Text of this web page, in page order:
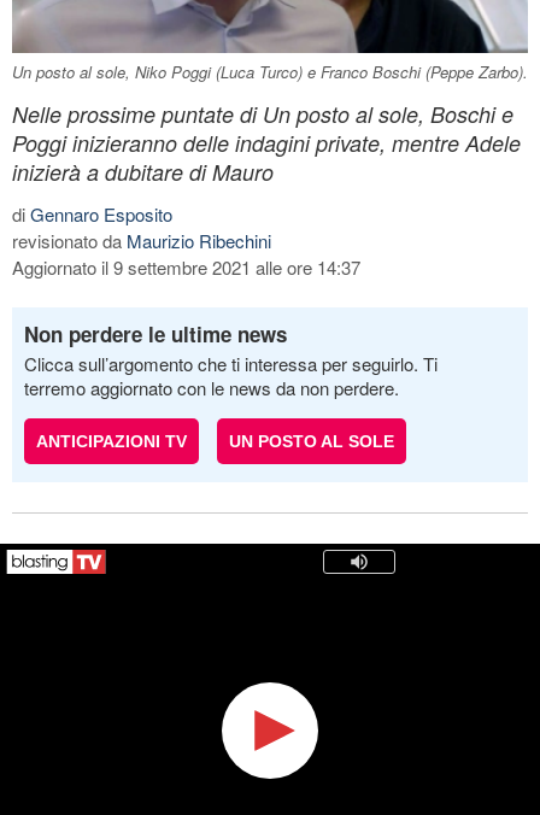
Un posto al sole, Niko Poggi (Luca Turco) e Franco Boschi (Peppe Zarbo).
Nelle prossime puntate di Un posto al sole, Boschi e
Poggi inizieranno delle indagini private, mentre Adele
inizierà a dubitare di Mauro
diGennaro Esposito
revisionato da Maurizio Ribechini
Aggiornato il 9 settembre 2021 alle ore 14:37
Non perdere le ultime news
Clicca sull’argomento che ti interessa per seguirlo. Ti
terremo aggiornato con le news da non perdere.
ANTICIPAZIONI TV UN POSTO AL SOLE